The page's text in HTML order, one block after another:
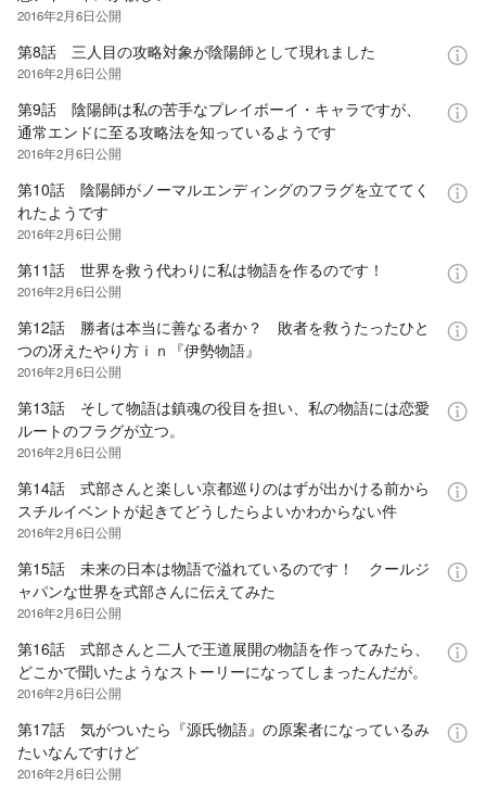
2016年2月6日公開
第8話 三人目の攻略対象が陰陽師として現れました
2016年2月6日公開
第9話 陰陽師は私の苦手なプレイボーイ・キャラですが、
通常エンドに至る攻略法を知っているようです
2016年2月6日公開
第10話 陰陽師がノーマルエンディングのフラグを立ててく
れたようです
2016年2月6日公開
第11話 世界を救う代わりに私は物語を作るのです！
2016年2月6日公開
第12話 勝者は本当に善なる者か？ 敗者を救うたったひと
つの冴えたやり方ｉｎ『伊勢物語』
2016年2月6日公開
第13話 そして物語は鎮魂の役目を担い、私の物語には恋愛
ルートのフラグが立つ。
2016年2月6日公開
第14話 式部さんと楽しい京都巡りのはずが出かける前から
スチルイベントが起きてどうしたらよいかわからない件
2016年2月6日公開
第15話 未来の日本は物語で溢れているのです！ クールジ
ャパンな世界を式部さんに伝えてみた
2016年2月6日公開
第16話 式部さんと二人で王道展開の物語を作ってみたら、
どこかで聞いたようなストーリーになってしまったんだが。
2016年2月6日公開
第17話 気がついたら『源氏物語』の原案者になっているみ
たいなんですけど
2016年2月6日公開